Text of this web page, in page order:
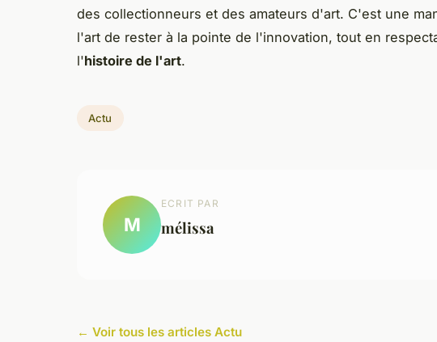
des collectionneurs et des amateurs d'art. C'est une
l'art de rester à la pointe de l'innovation, tout en
l'histoire de l'art.
Actu
M
ECRIT PAR
mélissa
← Voir tous les articles Actu